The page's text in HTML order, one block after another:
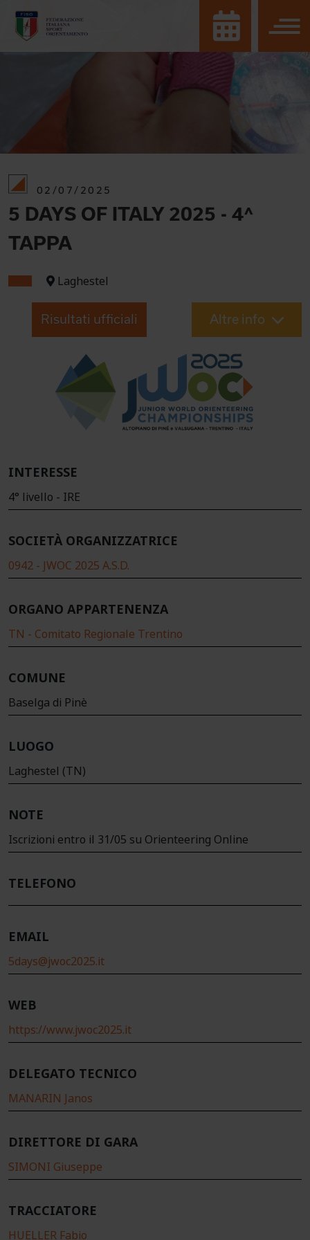
02/07/2025
5 DAYS OF ITALY 2025 - 4^
TAPPA
Laghestel
Risultati ufficiali Altre info
INTERESSE
4° livello - IRE
SOCIETÀ ORGANIZZATRICE
0942 - JWOC 2025 A.S.D.
ORGANO APPARTENENZA
TN - Comitato Regionale Trentino
COMUNE
Baselga di Pinè
LUOGO
Laghestel (TN)
NOTE
Iscrizioni entro il 31/05 su Orienteering Online
TELEFONO
EMAIL
5days@jwoc2025.it
WEB
https://www.jwoc2025.it
DELEGATO TECNICO
MANARIN Janos
DIRETTORE DI GARA
SIMONI Giuseppe
TRACCIATORE
HUELLER Fabio